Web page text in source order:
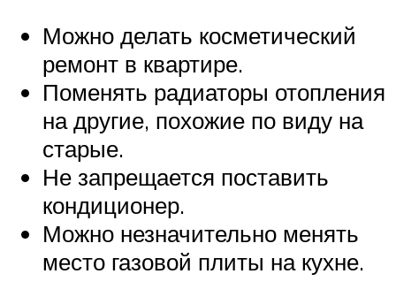
Можно делать косметический
ремонт в квартире.
Поменять радиаторы отопления
на другие, похожие по виду на
старые.
Не запрещается поставить
кондиционер.
Можно незначительно менять
место газовой плиты на кухне.